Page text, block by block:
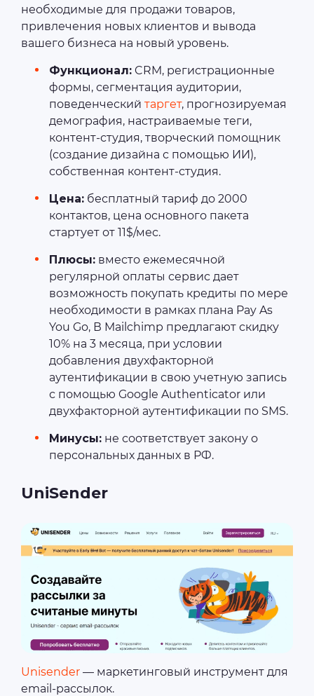
необходимые для продажи товаров,
привлечения новых клиентов и вывода
вашего бизнеса на новый уровень.
Функционал: CRM, регистрационные
формы, сегментация аудитории,
поведенческий таргет, прогнозируемая
демография, настраиваемые теги,
контент-студия, творческий помощник
(создание дизайна с помощью ИИ),
собственная контент-студия.
Цена: бесплатный тариф до 2000
контактов, цена основного пакета
стартует от 11$/мес.
Плюсы: вместо ежемесячной
регулярной оплаты сервис дает
возможность покупать кредиты по мере
необходимости в рамках плана Pay As
You Go, В Mailchimp предлагают скидку
10% на 3 месяца, при условии
добавления двухфакторной
аутентификации в свою учетную запись
с помощью Google Authenticator или
двухфакторной аутентификации по SMS.
Минусы: не соответствует закону о
персональных данных в РФ.
UniSender
Unisender — маркетинговый инструмент для
email-рассылок.